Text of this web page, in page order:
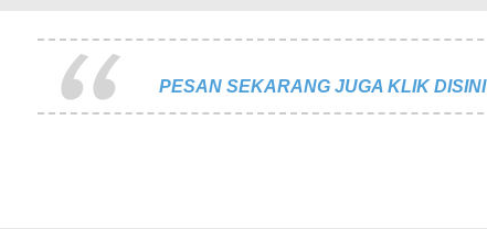
PESAN SEKARANG JUGA KLIK DISINI